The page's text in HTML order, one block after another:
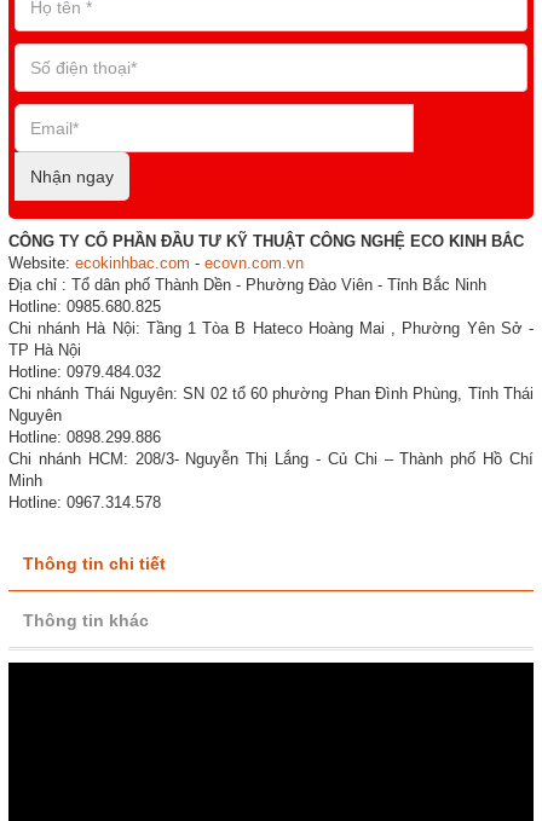
Nhận ngay
CÔNG TY CỔ PHẦN ĐẦU TƯ KỸ THUẬT CÔNG NGHỆ ECO KINH BẮC
Website: ecokinhbac.com - ecovn.com.vn
Địa chỉ : Tổ dân phố Thành Dền - Phường Đào Viên - Tỉnh Bắc Ninh
Hotline: 0985.680.825
Chi nhánh Hà Nội: Tầng 1 Tòa B Hateco Hoàng Mai , Phường Yên Sở -
TP Hà Nội
Hotline: 0979.484.032
Chi nhánh Thái Nguyên: SN 02 tổ 60 phường Phan Đình Phùng, Tỉnh Thái
Nguyên
Hotline: 0898.299.886
Chi nhánh HCM: 208/3- Nguyễn Thị Lắng - Củ Chi – Thành phố Hồ Chí
Minh
Hotline: 0967.314.578
Thông tin chi tiết
Thông tin khác